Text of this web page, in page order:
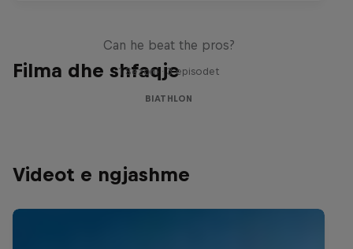
Filma dhe shfaqje
Can he beat the pros?
1 Sezoni · 3 episodet
BIATHLON
Videot e ngjashme